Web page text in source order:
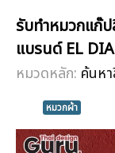
รับทำหมวกแก๊
แบรนด์ EL
หมวดหลัก: ค้นห
หมวกผ้า